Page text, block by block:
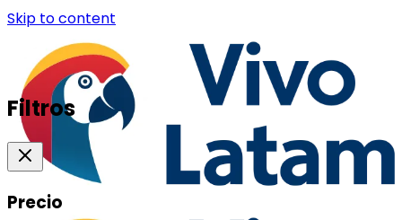
Skip to content
Filtros
Precio